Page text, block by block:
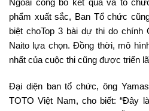
Ngoài công bố kết quả và tổ
phẩm xuất sắc, Ban Tổ chức
biệt choTop 3 bài dự thi do chính
Naito lựa chọn. Đồng thời, mô
nhất của cuộc thi cũng được triển
Đại diện ban tổ chức, ông
TOTO Việt Nam, cho biết: “Đây